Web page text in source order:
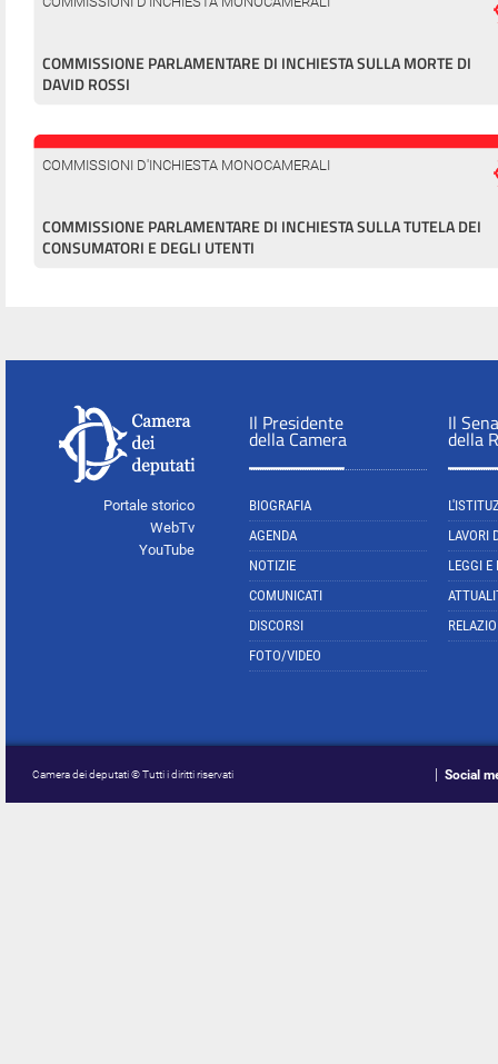
COMMISSIONE PARLAMENTARE DI INCHIESTA SULLA MORTE DI
DAVID ROSSI
COMMISSIONI D'INCHIESTA MONOCAMERALI
COMMISSIONE PARLAMENTARE DI INCHIESTA SULLA TUTELA DEI
CONSUMATORI E DEGLI UTENTI
Portale storico
WebTv
YouTube
Il Presidente
della Camera
BIOGRAFIA
AGENDA
NOTIZIE
COMUNICATI
DISCORSI
FOTO/VIDEO
Il
della
LAVORI
LEGGI E
Camera dei deputati © Tutti i diritti riservati Social